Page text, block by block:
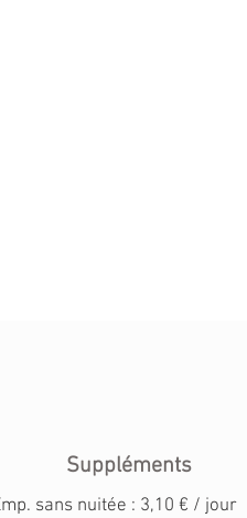
Suppléments
sans nuitée : 3,10 € / jour